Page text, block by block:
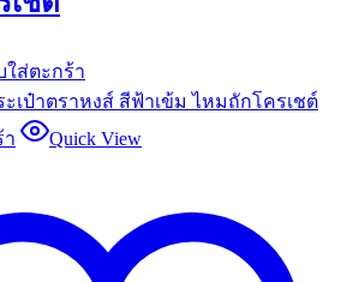
ใส่ตะกร้า
Quick View